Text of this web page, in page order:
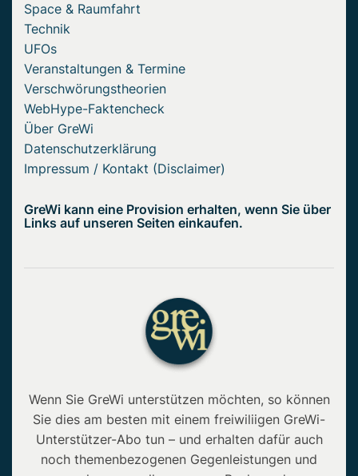
Space & Raumfahrt
Technik
UFOs
Veranstaltungen & Termine
Verschwörungstheorien
WebHype-Faktencheck
Über GreWi
Datenschutzerklärung
Impressum / Kontakt (Disclaimer)
GreWi kann eine Provision erhalten, wenn Sie über
Links auf unseren Seiten einkaufen.
Wenn Sie GreWi unterstützen möchten, so können
Sie dies am besten mit einem freiwiliigen GreWi-
Unterstützer-Abo tun – und erhalten dafür auch
noch themenbezogenen Gegenleistungen und